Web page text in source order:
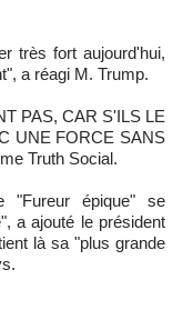
très fort aujourd'hui,
a réagi M. Trump.
PAS, CAR S'ILS LE
UNE FORCE SANS
Truth Social.
"Fureur épique" se
a ajouté le président
là sa "plus grande